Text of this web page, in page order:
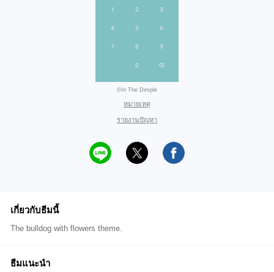
©In The Dimple
หมายเหตุ
รายงานปัญหา
เกี่ยวกับธีมนี้
The bulldog with flowers theme.
ธีมแนะนำ